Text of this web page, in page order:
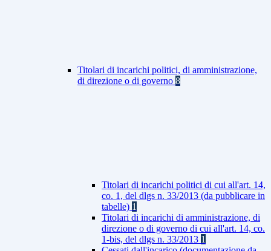
Titolari di incarichi politici, di amministrazione,
di direzione o di governo 8
Titolari di incarichi politici di cui all'art. 14,
co. 1, del dlgs n. 33/2013 (da pubblicare in
tabelle) 1
Titolari di incarichi di amministrazione, di
direzione o di governo di cui all'art. 14, co.
1-bis, del dlgs n. 33/2013 1